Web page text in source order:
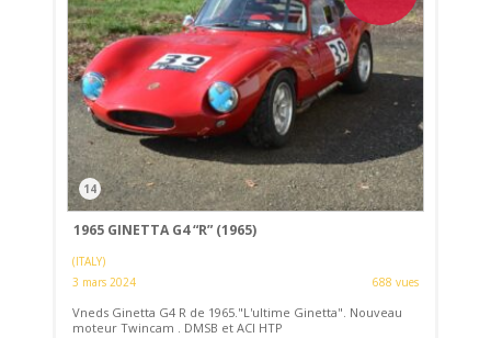
14
1965 GINETTA G4 “R” (1965)
(ITALY)
3 mars 2024
688 vues
Vneds Ginetta G4 R de 1965."L'ultime Ginetta". Nouveau
moteur Twincam . DMSB et ACI HTP